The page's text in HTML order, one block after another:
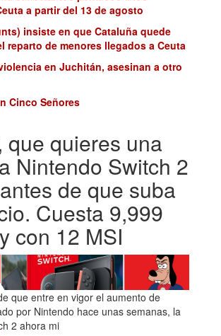
a partir del 13 de agosto
insiste en que Cataluña quede
reparto de menores llegados a Ceuta
en Juchitán, asesinan a otro
Cinco Señores
que quieres una
Nintendo Switch 2
de que suba
Cuesta 9,999
con 12 MSI
que entre en vigor el aumento de
por Nintendo hace unas semanas, la
2 ahora mi